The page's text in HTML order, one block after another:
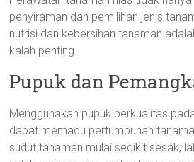
penyiraman dan pemilihan jenis
nutrisi dan kebersihan tanaman
kalah penting.
Pupuk dan
Menggunakan pupuk berkualitas
dapat memacu pertumbuhan
sudut tanaman mulai sedikit sesak,